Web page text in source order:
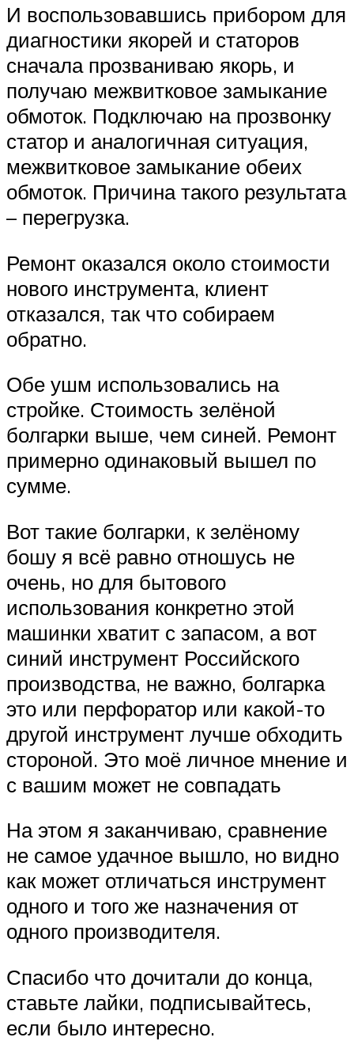
И воспользовавшись прибором для
диагностики якорей и статоров
сначала прозваниваю якорь, и
получаю межвитковое замыкание
обмоток. Подключаю на прозвонку
статор и аналогичная ситуация,
межвитковое замыкание обеих
обмоток. Причина такого результата
– перегрузка.
Ремонт оказался около стоимости
нового инструмента, клиент
отказался, так что собираем
обратно.
Обе ушм использовались на
стройке. Стоимость зелёной
болгарки выше, чем синей. Ремонт
примерно одинаковый вышел по
сумме.
Вот такие болгарки, к зелёному
бошу я всё равно отношусь не
очень, но для бытового
использования конкретно этой
машинки хватит с запасом, а вот
синий инструмент Российского
производства, не важно, болгарка
это или перфоратор или какой-то
другой инструмент лучше обходить
стороной. Это моё личное мнение и
с вашим может не совпадать
На этом я заканчиваю, сравнение
не самое удачное вышло, но видно
как может отличаться инструмент
одного и того же назначения от
одного производителя.
Спасибо что дочитали до конца,
ставьте лайки, подписывайтесь,
если было интересно.